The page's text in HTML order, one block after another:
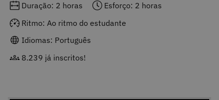
Duração: 2 horas
Esforço: 2 horas
Ritmo: Ao ritmo do estudante
Idiomas: Português
8.239 já inscritos!